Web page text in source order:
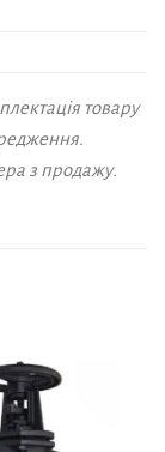
товару
з продажу.